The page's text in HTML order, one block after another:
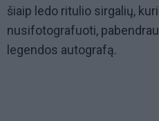
šiaip ledo ritulio sirgalių,
nusifotografuoti,
legendos autografą.